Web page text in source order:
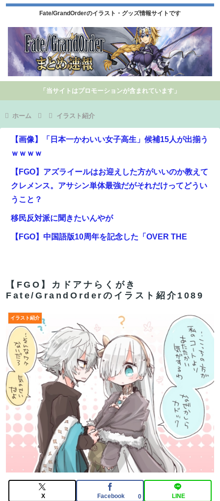
Fate/GrandOrderのイラスト・グッズ情報サイトです
「当サイトはプロモーションが含まれています」
ホーム イラスト紹介
【画像】「日本一かわいい女子高生」候補15人が出揃う
ｗｗｗｗ
【FGO】アズライールはお迎えした方がいいのか教えて
クレメンス。アサシン単体最強だがそれだけってどうい
うこと？
移民反対派に聞きたいんやが
【FGO】中国語版10周年を記念した「OVER THE
登山口でスマホは預けて入山するルールにできないでし
ょうか？山はそれほどの覚悟で入る場所だと思うのです
【FGO】邪馬台国の魔王。卑弥呼の強化つよい…デスチ
ェンジしないなら最適クリサポーター
米農家「流石にこんな値段じゃ、米作り辞める人、出る
んじゃないかなあ？？」
【FGO】周年なんだからログレス復刻してくれたらいい
のに
【FGO】リリス Fate/GrandOrderのイラスト紹介3987
【FGO】絆16のメリットが全然出てこないけど、普通に
石がハチャメチャに貰えるとかそんな感じ？
【FGO】絆16のメリットが全然出てこないけど、普通に
【画像】日焼け口リの締まったお尻っていいよね！ｗｗ
【FGO】カドアナらくがき
Fate/GrandOrderのイラスト紹介1089
イラスト紹介
X Facebook 0 LINE